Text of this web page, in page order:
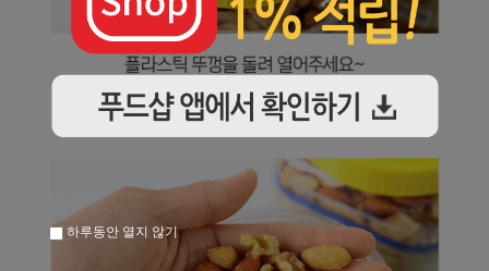
하루동안 열지 않기